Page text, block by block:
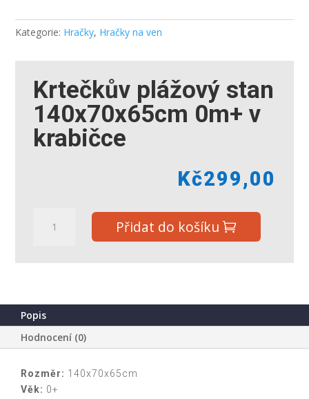
Kategorie: Hračky, Hračky na ven
Krtečkův plážový stan
140x70x65cm 0m+ v
krabičce
Kč299,00
plážový
krabičce
množství
Přidat do košíku
Popis
Hodnocení (0)
Rozměr: 140x70x65cm
Věk: 0+